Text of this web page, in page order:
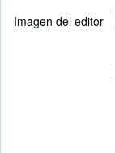
Imagen del editor